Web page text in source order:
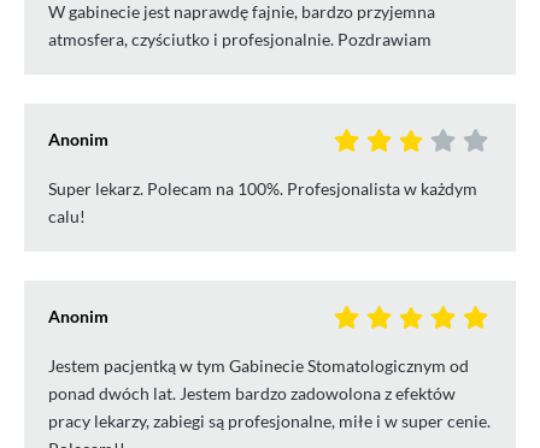
W gabinecie jest naprawdę fajnie, bardzo przyjemna
atmosfera, czyściutko i profesjonalnie. Pozdrawiam
Anonim
Super lekarz. Polecam na 100%. Profesjonalista w każdym
calu!
Anonim
Jestem pacjentką w tym Gabinecie Stomatologicznym od
ponad dwóch lat. Jestem bardzo zadowolona z efektów
pracy lekarzy, zabiegi są profesjonalne, miłe i w super cenie.